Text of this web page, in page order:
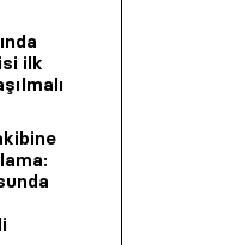
ilk